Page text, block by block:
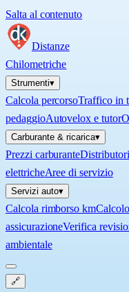
Salta al contenuto
Distanze
Chilometriche
Strumenti▾
Calcola percorsoTraffico in
pedaggioAutovelox e tutor
Carburante & ricarica▾
Prezzi carburante
elettricheAree di servizio
Servizi auto▾
Calcola rimborso km
assicurazioneVerifica
ambientale
🔗